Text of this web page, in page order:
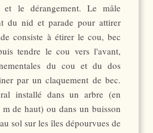
le dérangement. Le mâle
du nid et parade pour attirer
consiste à étirer le cou, bec
tendre le cou vers l'avant,
du cou et du dos
par un claquement de bec.
installé dans un arbre (en
de haut) ou dans un buisson
sol sur les îles dépourvues de